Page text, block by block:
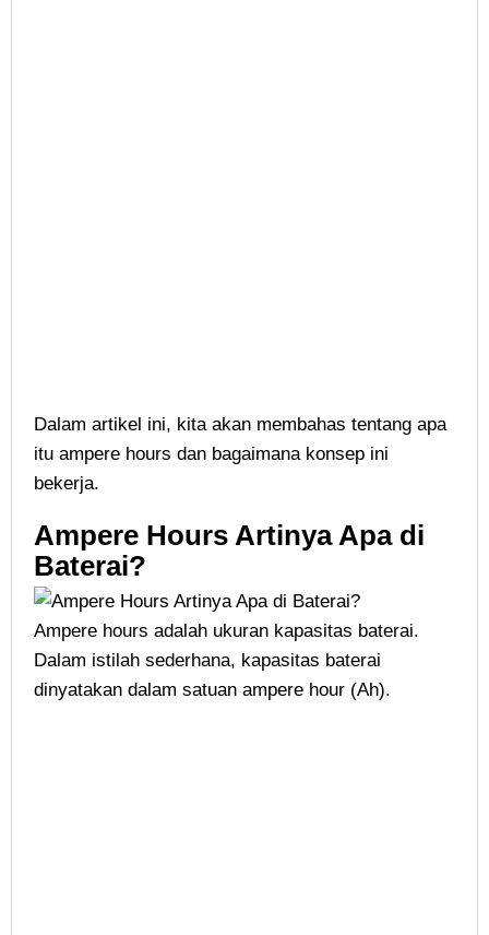
Dalam artikel ini, kita akan membahas tentang apa
itu ampere hours dan bagaimana konsep ini
bekerja.
Ampere Hours Artinya Apa di
Baterai?
Ampere hours adalah ukuran kapasitas baterai.
Dalam istilah sederhana, kapasitas baterai
dinyatakan dalam satuan ampere hour (Ah).